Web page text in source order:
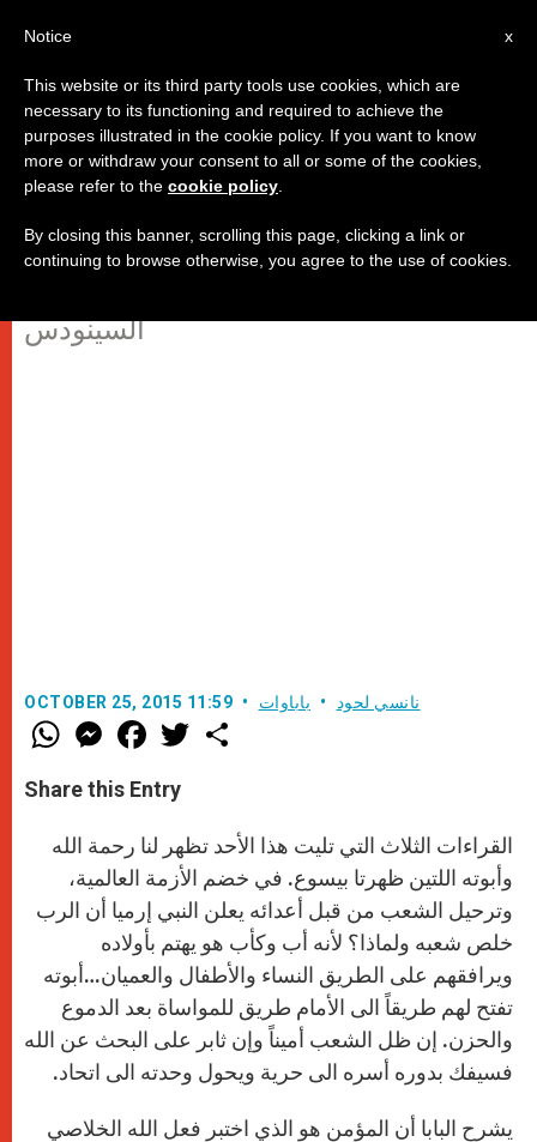
البابا: يسوع يثق بنا أكثر مما نثق
بأنفسنا!
السينودس
OCTOBER 25, 2015 11:59 نانسي لحود باباوات
W
h
t
s
p
p
M
e
s
e
g
e
r
F
a
e
b
o
k
w
r
Share this Entry
القراءات الثلاث التي تليت هذا الأحد تظهر لنا رحمة الله
وأبوته اللتين ظهرتا بيسوع. في خضم الأزمة العالمية،
وترحيل الشعب من قبل أعدائه يعلن النبي إرميا أن الرب
خلص شعبه ولماذا؟ لأنه أب وكأب هو يهتم بأولاده
ويرافقهم على الطريق النساء والأطفال والعميان…أبوته
تفتح لهم طريقاً الى الأمام طريق للمواساة بعد الدموع
والحزن. إن ظل الشعب أميناً وإن ثابر على البحث عن الله
فسيفك بدوره أسره الى حرية ويحول وحدته الى اتحاد.
يشرح البابا أن المؤمن هو الذي اختبر فعل الله الخلاصي
x
Notice
This website or its third party tools use cookies, which are
necessary to its functioning and required to achieve the
purposes illustrated in the cookie policy. If you want to know
more or withdraw your consent to all or some of the cookies,
please refer to the cookie policy
By closing this banner, scrolling this page, clicking a link or
continuing to browse otherwise, you agree to the use of cookies.